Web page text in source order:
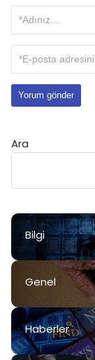
Ara
Bilgi
Genel
Haberler